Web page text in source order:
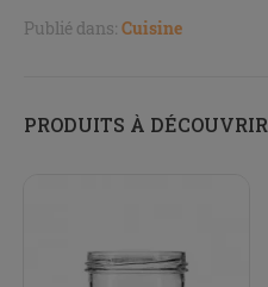
Publié dans: Cuisine
PRODUITS À DÉCOUVRIR